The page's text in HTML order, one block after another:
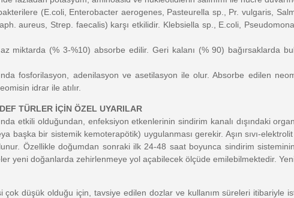
(E.coli, Enterobacter aerogenes, Pasteurella sp., Pr. vulgaris,
aureus, Strep. faecalis) karşı etkilidir. Klebsiella sp., E.coli,
miktarda (% 3-%10) absorbe edilir. Geri kalanı (% 90) bağırsaklarda
fosforilasyon, adenilasyon ve asetilasyon ile olur. Absorbe edilen
idrar ile atılır.
TÜRLER İÇİN ÖZEL UYARILAR
etkili olduğundan, enfeksiyon etkenlerinin sindirim kanalı dışındaki
başka bir sistemik kemoterapötik) uygulanması gerekir. Aşın sıvı-
Özellikle doğumdan sonraki ilk 24-48 saat boyunca sindirim
yeni doğanlarda zehirlenmeye yol açabilecek ölçüde emilebilmektedir.
çok düşük olduğu için, tavsiye edilen dozlar ve kullanım süreleri